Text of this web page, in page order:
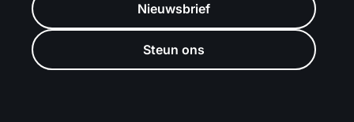
Nieuwsbrief
Steun ons